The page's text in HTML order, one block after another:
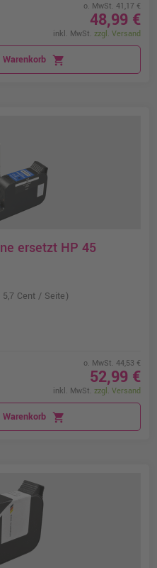
o. MwSt. 41,17 €
48,99 €
inkl. MwSt. zzgl. Versand
shopping_cart
ersetzt HP 45
Cent / Seite)
o. MwSt. 44,53 €
52,99 €
inkl. MwSt. zzgl. Versand
shopping_cart